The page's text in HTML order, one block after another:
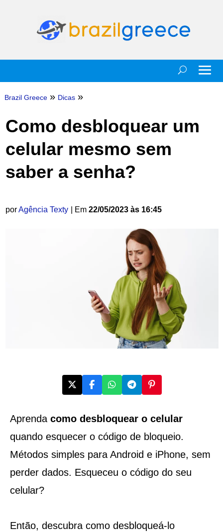
Brazil Greece » Dicas »
Como desbloquear um
celular mesmo sem
saber a senha?
porAgência Texty | Em 22/05/2023 às 16:45
Aprenda como desbloquear o celular
quando esquecer o código de bloqueio.
Métodos simples para Android e iPhone, sem
perder dados. Esqueceu o código do seu
celular?
Então, descubra como desbloqueá-lo